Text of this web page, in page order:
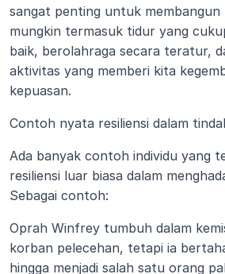
sangat penting untuk membangun
mungkin termasuk tidur yang
baik, berolahraga secara teratur,
aktivitas yang memberi kita
kepuasan.
Contoh nyata resiliensi dalam
Ada banyak contoh individu yang
resiliensi luar biasa dalam
Sebagai contoh:
Oprah Winfrey tumbuh dalam
korban pelecehan, tetapi ia
hingga menjadi salah satu orang